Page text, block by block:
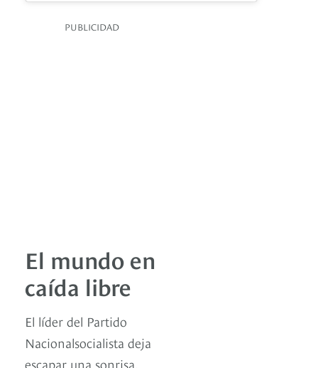
PUBLICIDAD
El mundo en
caída libre
El líder del Partido
Nacionalsocialista deja
escapar una sonrisa.